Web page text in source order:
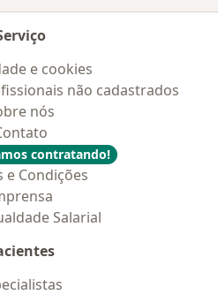
e cookies
não cadastrados
nós
contratando!
e Condições
Salarial